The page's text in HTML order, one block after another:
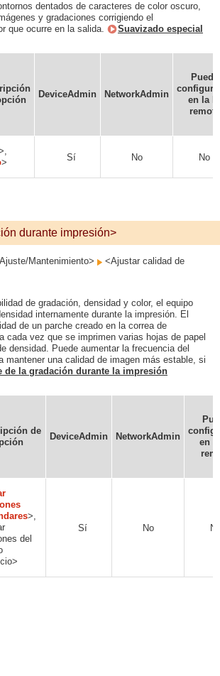
dentados de caracteres de color oscuro,
y gradaciones corrigiendo el
que ocurre en la salida.
Suavizado especial
DeviceAdmin NetworkAdmin
Puede
en la
remota
> Sí No No
durante impresión>
Mantenimiento>
<Ajustar calidad de
de gradación, densidad y color, el equipo
internamente durante la impresión. El
de un parche creado en la correa de
cada vez que se imprimen varias hojas de papel
densidad. Puede aumentar la frecuencia del
mantener una calidad de imagen más estable, si
de la gradación durante la impresión
de
DeviceAdmin NetworkAdmin
en
>,
del
Sí No